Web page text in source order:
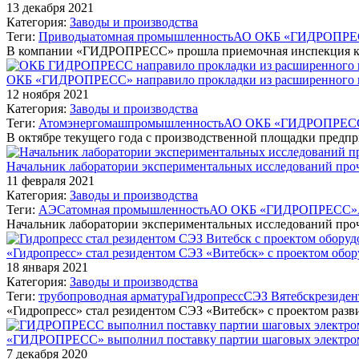
13 декабря 2021
Категория: Заводы и производства
Теги: Приводыатомная промышленностьАО ОКБ
В компании «ГИДРОПРЕСС» прошла приемочная
ОКБ «ГИДРОПРЕСС» направило прокладки из расширенного
12 ноября 2021
Категория: Заводы и производства
Теги: АтомэнергомашпромышленностьАО ОКБ
В октябре текущего года с производственной площадки
Начальник лаборатории экспериментальных исследований
11 февраля 2021
Категория: Заводы и производства
Теги: АЭСатомная промышленностьАО ОКБ «ГИДРОПРЕСС»
Начальник лаборатории экспериментальных
«Гидропресс» стал резидентом СЭЗ «Витебск» с проектом
18 января 2021
Категория: Заводы и производства
Теги: трубопроводная арматураГидропрессСЭЗ Вятебск
«Гидропресс» стал резидентом СЭЗ «Витебск» с проектом
«ГИДРОПРЕСС» выполнил поставку партии шаговых
7 декабря 2020